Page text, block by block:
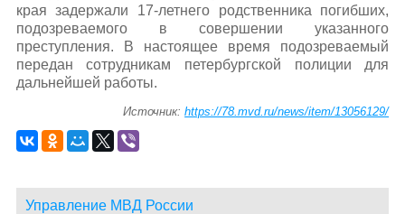
края задержали 17-летнего родственника погибших,
подозреваемого в совершении указанного
преступления. В настоящее время подозреваемый
передан сотрудникам петербургской полиции для
дальнейшей работы.
Источник:https://78.mvd.ru/news/item/13056129/
Управление МВД России